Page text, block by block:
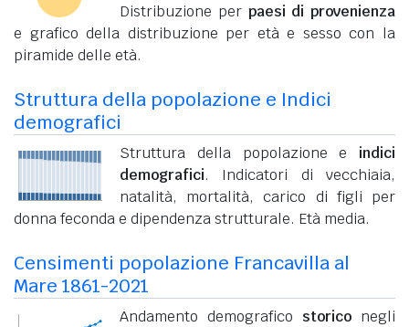
Distribuzione per paesi di provenienza
e grafico della distribuzione per età e sesso con la
piramide delle età.
Struttura della popolazione e Indici
demografici
Struttura della popolazione e indici
demografici. Indicatori di vecchiaia,
natalità, mortalità, carico di figli per
donna feconda e dipendenza strutturale. Età media.
Censimenti popolazione Francavilla al
Mare 1861-2021
Andamento demografico storico negli